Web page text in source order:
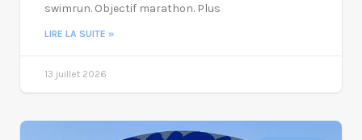
swimrun. Objectif marathon. Plus
LIRE LA SUITE »
13 juillet 2026